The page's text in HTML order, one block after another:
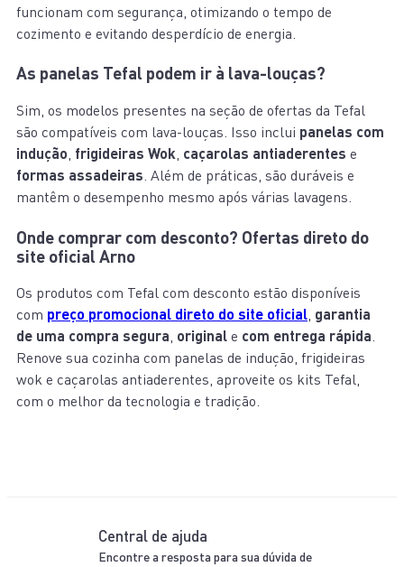
funcionam com segurança, otimizando o tempo de
cozimento e evitando desperdício de energia.
As panelas Tefal podem ir à lava-louças?
Sim, os modelos presentes na seção de ofertas da Tefal
são compatíveis com lava-louças. Isso inclui panelas com
indução, frigideiras Wok, caçarolas antiaderentes e
formas assadeiras. Além de práticas, são duráveis e
mantêm o desempenho mesmo após várias lavagens.
Onde comprar com desconto? Ofertas direto do
site oficial Arno
Os produtos com Tefal com desconto estão disponíveis
com preço promocional direto do site oficial, garantia
de uma compra segura, original e com entrega rápida.
Renove sua cozinha com panelas de indução, frigideiras
wok e caçarolas antiaderentes, aproveite os kits Tefal,
com o melhor da tecnologia e tradição.
Central de ajuda
Encontre a resposta para sua dúvida de